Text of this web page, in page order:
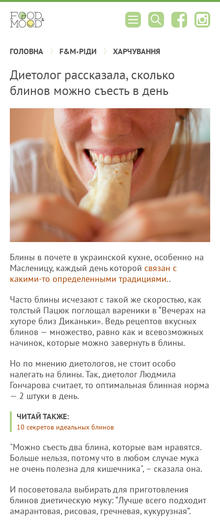
ГОЛОВНА F&M-РІДИ ХАРЧУВАННЯ
Диетолог рассказала, сколько
блинов можно съесть в день
Блины в почете в украинской кухне, особенно на
Масленицу, каждый день которой связан с
какими-то определенными традициями..
Часто блины исчезают с такой же скоростью, как
толстый Пацюк поглощал вареники в “Вечерах на
хуторе близ Диканьки». Ведь рецептов вкусных
блинов — множество, равно как и всевозможных
начинок, которые можно завернуть в блины.
Но по мнению диетологов, не стоит особо
налегать на блины. Так, диетолог Людмила
Гончарова считает, то оптимальная блинная норма
— 2 штуки в день.
ЧИТАЙ ТАКЖЕ:
10 секретов идеальных блинов
"Можно съесть два блина, которые вам нравятся.
Больше нельзя, потому что в любом случае мука
не очень полезна для кишечника", – сказала она.
И посоветовала выбирать для приготовления
блинов диетическую муку: “Лучше всего подходит
амарантовая, рисовая, гречневая, кукурузная”.